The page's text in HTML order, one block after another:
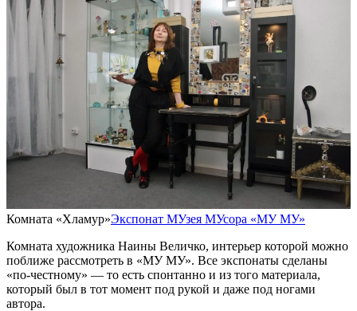
Комната «Хламур»Экспонат МУзея МУсора «МУ МУ»
Комната художника Наины Величко, интерьер которой можно
поближе рассмотреть в «МУ МУ». Все экспонаты сделаны
«по-честному» — то есть спонтанно и из того материала,
который был в тот момент под рукой и даже под ногами
автора.